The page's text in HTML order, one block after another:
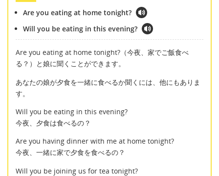
Are you eating at home tonight?
Will you be eating in this evening?
Are you eating at home tonight?（今夜、家でご飯食べ
る？）と娘に聞くことができます。
あなたの娘が夕食を一緒に食べるか聞くには、他にもありま
す。
Will you be eating in this evening?
今夜、夕食は食べるの？
Are you having dinner with me at home tonight?
今夜、一緒に家で夕食を食べるの？
Will you be joining us for tea tonight?